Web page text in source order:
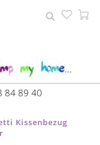
84 89 40
Kissenbezug